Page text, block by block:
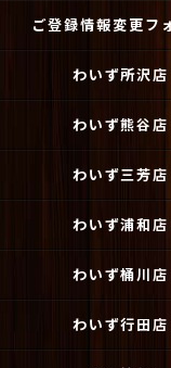
ご登録情報変更フ
わいず所沢店
わいず熊谷店
わいず三芳店
わいず浦和店
わいず桶川店
わいず行田店